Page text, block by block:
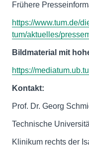
Frühere
https://www.tum.de/
tum/aktuelles/
Bildmaterial mit
https://
Kontakt:
Prof. Dr. Georg
Technische
Klinikum rechts der